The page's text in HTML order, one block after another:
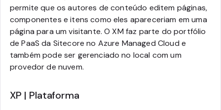
permite que os autores de conteúdo editem páginas,
componentes e itens como eles apareceriam em uma
página para um visitante. O XM faz parte do portfólio
de PaaS da Sitecore no Azure Managed Cloud e
também pode ser gerenciado no local com um
provedor de nuvem.
XP | Plataforma